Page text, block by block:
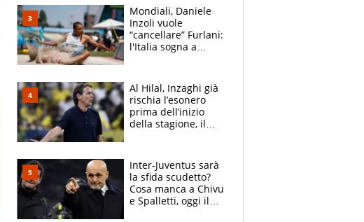
Mondiali, Daniele
Inzoli vuole
“cancellare” Furlani:
l'Italia sogna a
finale
Al Hilal, Inzaghi già
rischia l’esonero
prima dell’inizio
della stagione, il
Inter-Juventus sarà
la sfida scudetto?
Cosa manca a Chivu
e Spalletti, oggi il